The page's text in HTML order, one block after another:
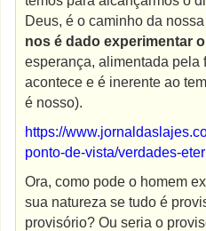
Deus, é o caminho da
nos é dado experimentar
esperança, alimentada pela
acontece e é inerente ao
é nosso).
https://
ponto-de-vista/verdades-
Ora, como pode o homem
sua natureza se tudo é
provisório? Ou seria o